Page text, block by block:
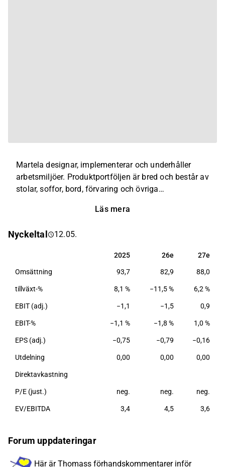
Martela designar, implementerar och underhåller
arbetsmiljöer. Produktportföljen är bred och består av
stolar, soffor, bord, förvaring och övriga
tjänster som berör ergonomisk vägledning,
lokalunderhåll, samt flytt- och återvinningstjänster.
Läs mera
Nyckeltal 12.05.
2025 26e 27e
2025 26e 27e
Omsättning 93,7 82,9 88,0
tillväxt-% 8,1 % −11,5 % 6,2 %
EBIT (adj.) −1,1 −1,5 0,9
EBIT-% −1,1 % −1,8 % 1,0 %
EPS (adj.) −0,75 −0,79 −0,16
Utdelning 0,00 0,00 0,00
Direktavkastning
P/E (just.) neg. neg. neg.
EV/EBITDA 3,4 4,5 3,6
Forum uppdateringar
Här är Thomass förhandskommentarer inför